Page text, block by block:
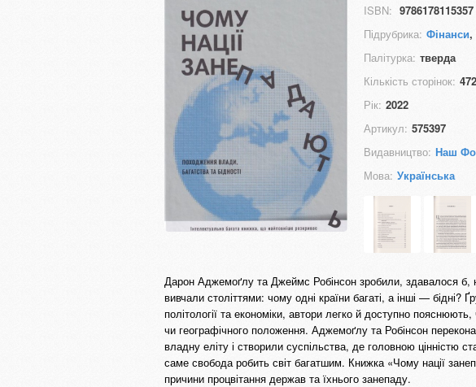
ISBN: 9786178115357
Підрубрика: Фінанси,
Палітурка: тверда
Кількість сторінок: 472
Рік: 2022
Артикул: 575397
Видавництво: Наш
Мова: Українська
Дарон Аджемоґлу та Джеймс Робінсон зробили, здавалося б,
вивчали століттями: чому одні країни багаті, а інші — бідні?
політології та економіки, автори легко й доступно
чи географічного положення. Аджемоґлу та Робінсон
владну еліту і створили суспільства, де головною цінністю
саме свобода робить світ багатшим. Книжка «Чому нації
причини процвітання держав та їхнього занепаду.